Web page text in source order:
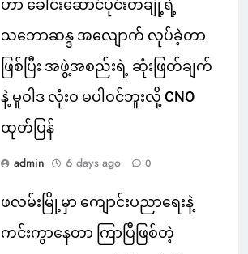
ဟာ ခေါင်းဆောင်ပိုင်းတချို့ရဲ့
သဘောဆန္ဒ အလျောက် လုပ်ခဲ့တာ
ဖြစ်ပြီး အဖွဲ့အစည်းရဲ့ ဆုံးဖြတ်ချက်
နဲ့ မူဝါဒ လုံးဝ မပါဝင်ဘူးလို့ CNO
ထုတ်ပြန်
admin 6 days ago 0
ဖလမ်းမြို့မှာ ကျောင်းပညာရေးနဲ့
ကင်းကွာနေတာ ကြာပြီဖြစ်တဲ့